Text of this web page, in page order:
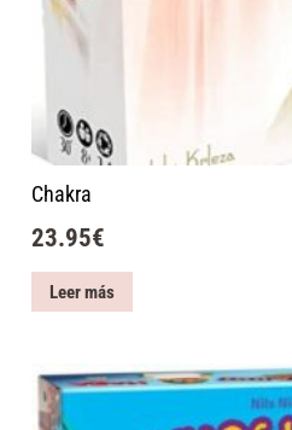
Chakra
23.95€
Leer más